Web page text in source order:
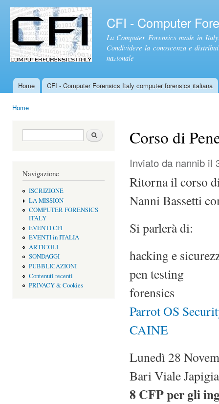
CFI - Computer
La Computer Forensics made in
Condividere la conoscenza e
nazionale
Menu principale
Home CFI - Computer Forensics Italy computer forensics italiana
Home
Form di ricerca Cerca
Navigazione
ISCRIZIONE
LA MISSION
COMPUTER FORENSICS
ITALY
EVENTI CFI
EVENTI in ITALIA
ARTICOLI
SONDAGGI
PUBBLICAZIONI
Contenuti recenti
PRIVACY & Cookies
Corso di
Inviato da nannib il
Ritorna il corso
Nanni Bassetti
Si parlerà di:
hacking e
pen testing
forensics
Parrot OS
CAINE
Lunedì 28
Bari Viale
8 CFP per gli